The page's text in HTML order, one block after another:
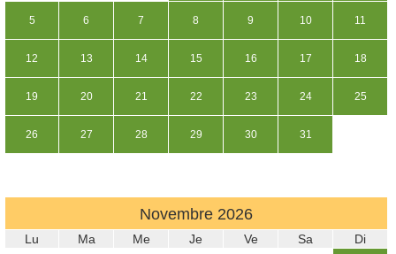
5 6 7 8 9 10 11
12 13 14 15 16 17 18
19 20 21 22 23 24 25
26 27 28 29 30 31
Novembre 2026
Lu Ma Me Je Ve Sa Di